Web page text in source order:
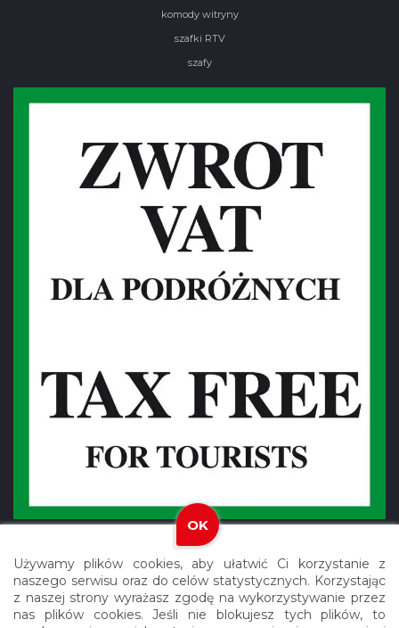
komody witryny
szafki RTV
szafy
Copyright © 2021 Meblex. Wszystkie prawa zastrzeżone.
Używamy plików cookies, aby ułatwić Ci korzystanie z
naszego serwisu oraz do celów statystycznych. Korzystając
z naszej strony wyrażasz zgodę na wykorzystywanie przez
nas plików cookies. Jeśli nie blokujesz tych plików, to
OK